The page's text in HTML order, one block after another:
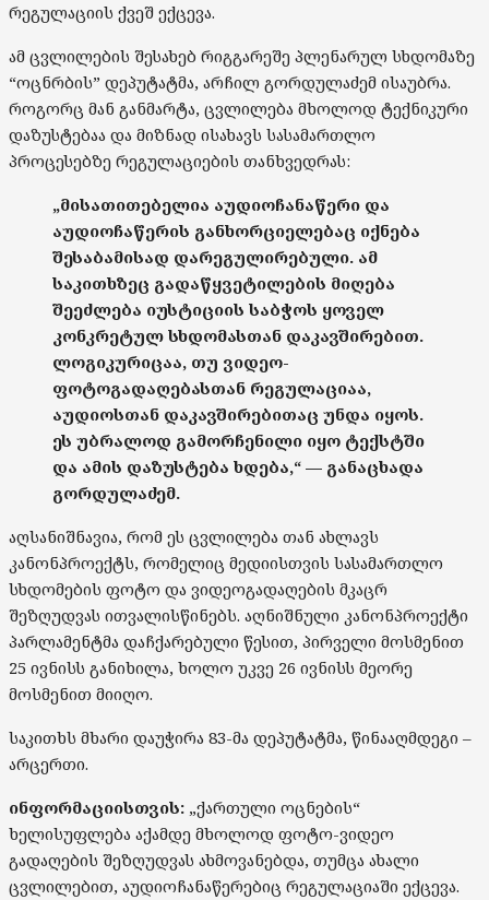
რეგულაციის ქვეშ ექცევა.
ამ ცვლილების შესახებ რიგგარეშე პლენარულ სხდომაზე
“ოცნრბის” დეპუტატმა, არჩილ გორდულაძემ ისაუბრა.
როგორც მან განმარტა, ცვლილება მხოლოდ ტექნიკური
დაზუსტებაა და მიზნად ისახავს სასამართლო
პროცესებზე რეგულაციების თანხვედრას:
„მისათითებელია აუდიოჩანაწერი და
აუდიოჩაწერის განხორციელებაც იქნება
შესაბამისად დარეგულირებული. ამ
საკითხზეც გადაწყვეტილების მიღება
შეეძლება იუსტიციის საბჭოს ყოველ
კონკრეტულ სხდომასთან დაკავშირებით.
ლოგიკურიცაა, თუ ვიდეო-
ფოტოგადაღებასთან რეგულაციაა,
აუდიოსთან დაკავშირებითაც უნდა იყოს.
ეს უბრალოდ გამორჩენილი იყო ტექსტში
და ამის დაზუსტება ხდება,“ — განაცხადა
გორდულაძემ.
აღსანიშნავია, რომ ეს ცვლილება თან ახლავს
კანონპროექტს, რომელიც მედიისთვის სასამართლო
სხდომების ფოტო და ვიდეოგადაღების მკაცრ
შეზღუდვას ითვალისწინებს. აღნიშნული კანონპროექტი
პარლამენტმა დაჩქარებული წესით, პირველი მოსმენით
25 ივნისს განიხილა, ხოლო უკვე 26 ივნისს მეორე
მოსმენით მიიღო.
საკითხს მხარი დაუჭირა 83-მა დეპუტატმა, წინააღმდეგი –
არცერთი.
ინფორმაციისთვის: „ქართული ოცნების“
ხელისუფლება აქამდე მხოლოდ ფოტო-ვიდეო
გადაღების შეზღუდვას ახმოვანებდა, თუმცა ახალი
ცვლილებით, აუდიოჩანაწერებიც რეგულაციაში ექცევა.